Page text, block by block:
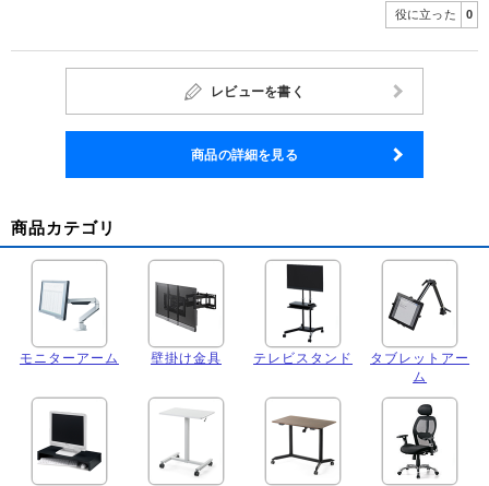
役に立った 0
レビューを書く
商品の詳細を見る
商品カテゴリ
モニターアーム 壁掛け金具 テレビスタンド
タブレットアー
ム